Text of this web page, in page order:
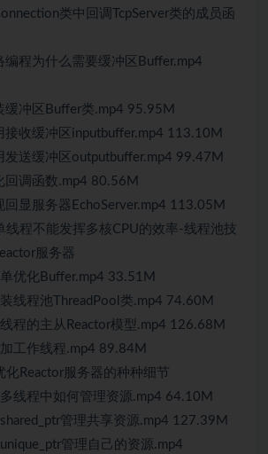
类中回调TcpServer类的成员函
程为什么需要缓冲区Buffer.mp4
冲区Buffer类.mp4 95.95M
收缓冲区inputbuffer.mp4 113.10M
送缓冲区outputbuffer.mp4 99.47M
调函数.mp4 80.56M
显服务器EchoServer.mp4 113.05M
程不能发挥多核CPU的效率-线程池技
服务器
优化Buffer.mp4 33.51M
线程池ThreadPool类.mp4 74.60M
程的主从Reactor模型.mp4 126.68M
工作线程.mp4 89.84M
Reactor服务器的种种细节
线程中如何管理资源.mp4 64.10M
管理共享资源.mp4 127.39M
管理自己的资源.mp4